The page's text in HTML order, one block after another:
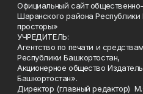
Официальный сайт
Шаранского района
просторы»
УЧРЕДИТЕЛЬ:
Агентство по печати и
Республики Башкортостан,
Акционерное общество
Башкортостан».
Директор (главный редактор)